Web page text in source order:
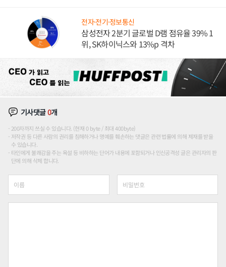
전자·전기·정보통신
삼성전자 2분기 글로벌 D램 점유율 39% 1
위, SK하이닉스와 13%p 격차
기사댓글0개
200자까지 쓰실 수 있습니다. (현재 0 byte / 최대 400byte)
저작권 등 다른 사람의 권리를 침해하거나 명예를 훼손하는 댓글은 관련 법률에 의해 제재를 받을
수 있습니다.
타인에게 불쾌감을 주는 욕설 등 비하하는 단어가 내용에 포함되거나 인신공격성 글은 관리자의 판
단에 의해 삭제 합니다.